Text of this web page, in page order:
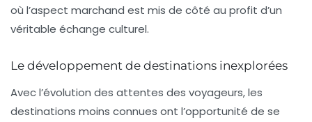
où l’aspect marchand est mis de côté au profit d’un
véritable échange culturel.
Le développement de destinations inexplorées
Avec l’évolution des attentes des voyageurs, les
destinations moins connues ont l’opportunité de se